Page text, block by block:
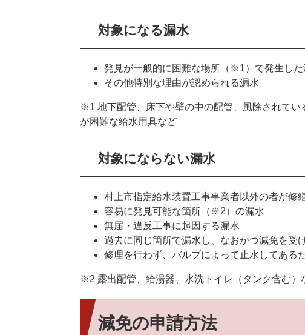
対象になる漏水
発見が一般的に困難な場所（※1）で発生した
その他特別な理由が認められる漏水
※1 地下配管、床下や壁の中の配管、風除されて
が困難な給水用具など
対象にならない漏水
村上市指定給水装置工事事業者以外の者が修
容易に発見可能な箇所（※2）の漏水
無届・違反工事に起因する漏水
過去に同じ箇所で漏水し、なおかつ減免を受
修理を行わず、バルブによって止水してある
※2 露出配管、給湯器、水洗トイレ（タンク含む）
減免の申請方法